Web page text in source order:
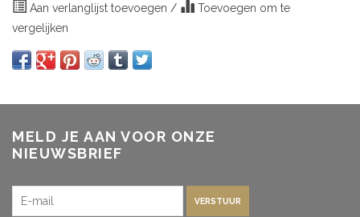
Aan verlanglijst toevoegen /
Toevoegen om te
vergelijken
MELD JE AAN VOOR ONZE
NIEUWSBRIEF
VERSTUUR